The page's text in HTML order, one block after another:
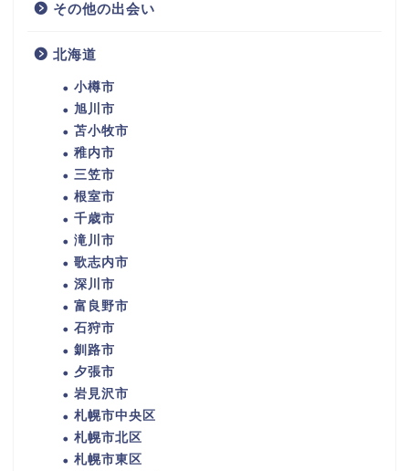
その他の出会い
北海道
小樽市
旭川市
苫小牧市
稚内市
三笠市
根室市
千歳市
滝川市
歌志内市
深川市
富良野市
石狩市
釧路市
夕張市
岩見沢市
札幌市中央区
札幌市北区
札幌市東区